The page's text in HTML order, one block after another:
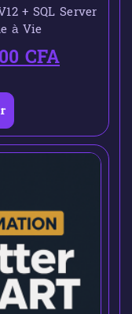
+ SQL Server
à Vie
CFA